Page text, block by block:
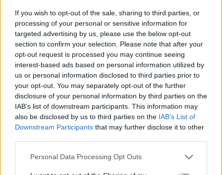
If you wish to opt-out of the sale, sharing to third parties, or
processing of your personal or sensitive information for
targeted advertising by us, please use the below opt-out
section to confirm your selection. Please note that after your
opt-out request is processed you may continue seeing
interest-based ads based on personal information utilized by
us or personal information disclosed to third parties prior to
your opt-out. You may separately opt-out of the further
disclosure of your personal information by third parties on the
IAB’s list of downstream participants. This information may
also be disclosed by us to third parties on the IAB’s List of
Downstream Participants that may further disclose it to other
Personal Data Processing Opt Outs